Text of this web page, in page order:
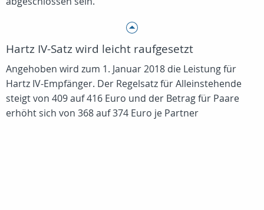
Hartz IV-Satz wird leicht raufgesetzt
Angehoben wird zum 1. Januar 2018 die Leistung für
Hartz IV-Empfänger. Der Regelsatz für Alleinstehende
steigt von 409 auf 416 Euro und der Betrag für Paare
erhöht sich von 368 auf 374 Euro je Partner